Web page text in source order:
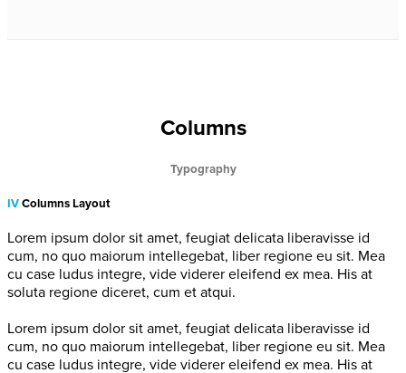
Columns
Typography
IVColumns Layout
Lorem ipsum dolor sit amet, feugiat delicata liberavisse id
cum, no quo maiorum intellegebat, liber regione eu sit. Mea
cu case ludus integre, vide viderer eleifend ex mea. His at
soluta regione diceret, cum et atqui.
Lorem ipsum dolor sit amet, feugiat delicata liberavisse id
cum, no quo maiorum intellegebat, liber regione eu sit. Mea
cu case ludus integre, vide viderer eleifend ex mea. His at